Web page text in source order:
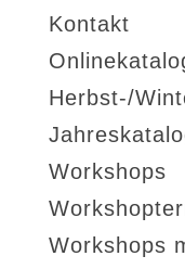
Kontakt
Herbst-/
Workshops
Workshops